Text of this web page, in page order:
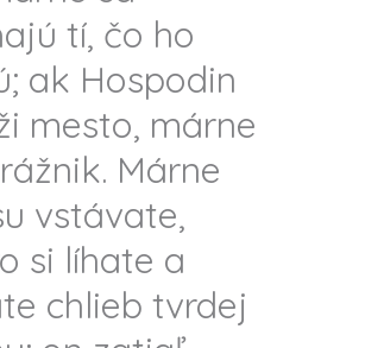
tí, čo ho
ak Hospodin
mesto, márne
Márne
vstávate,
si líhate a
chlieb tvrdej